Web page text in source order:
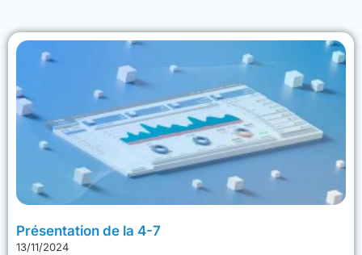
Présentation de la 4-7
13/11/2024
PagePagePagePagePage